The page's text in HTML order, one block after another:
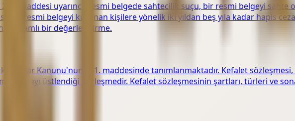
204. maddesi uyarınca resmi belgede sahtecilik suçu, bir resmi belgeyi
resmi belgeyi kullanan kişilere yönelik iki yıldan beş yıla kadar hapis
bir değerlendirme.
Borçlar Kanunu'nun 581. maddesinde tanımlanmaktadır. Kefalet
olmayı üstlendiği sözleşmedir. Kefalet sözleşmesinin şartları, türleri ve